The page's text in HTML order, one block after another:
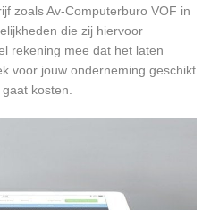
zoals Av-Computerburo VOF in
die zij hiervoor
rekening mee dat het laten
voor jouw onderneming geschikt
kosten.